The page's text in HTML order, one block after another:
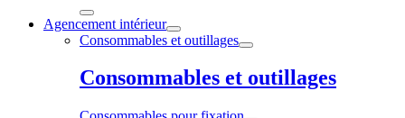
Agencement intérieur
Consommables et outillages
Consommables et outillages